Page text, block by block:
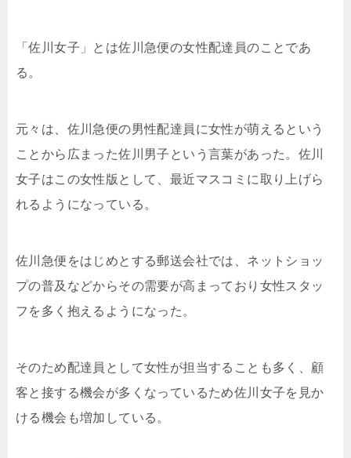
「佐川女子」とは佐川急便の女性配達員のことであ
る。
元々は、佐川急便の男性配達員に女性が萌えるという
ことから広まった佐川男子という言葉があった。佐川
女子はこの女性版として、最近マスコミに取り上げら
れるようになっている。
佐川急便をはじめとする郵送会社では、ネットショッ
プの普及などからその需要が高まっており女性スタッ
フを多く抱えるようになった。
そのため配達員として女性が担当することも多く、顧
客と接する機会が多くなっているため佐川女子を見か
ける機会も増加している。